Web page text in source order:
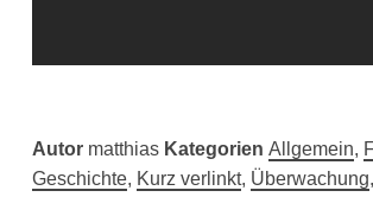
Autor matthias Kategorien Allgemein,
Geschichte, Kurz verlinkt, Überwachung,